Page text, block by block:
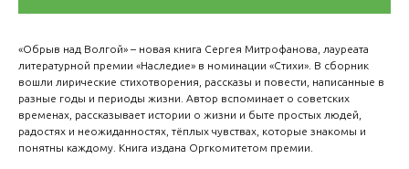
«Обрыв над Волгой» – новая книга Сергея Митрофанова, лауреата
литературной премии «Наследие» в номинации «Стихи». В сборник
вошли лирические стихотворения, рассказы и повести, написанные в
разные годы и периоды жизни. Автор вспоминает о советских
временах, рассказывает истории о жизни и быте простых людей,
радостях и неожиданностях, тёплых чувствах, которые знакомы и
понятны каждому. Книга издана Оргкомитетом премии.